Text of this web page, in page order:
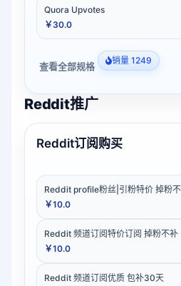
Quora Upvotes
￥30.0
查看全部规格 销量 1249
Reddit推广
Reddit订阅购买
Reddit profile粉丝|引粉特价 掉粉
￥10.0
Reddit 频道订阅特价订阅 掉粉不补
￥10.0
Reddit 频道订阅优质 包补30天